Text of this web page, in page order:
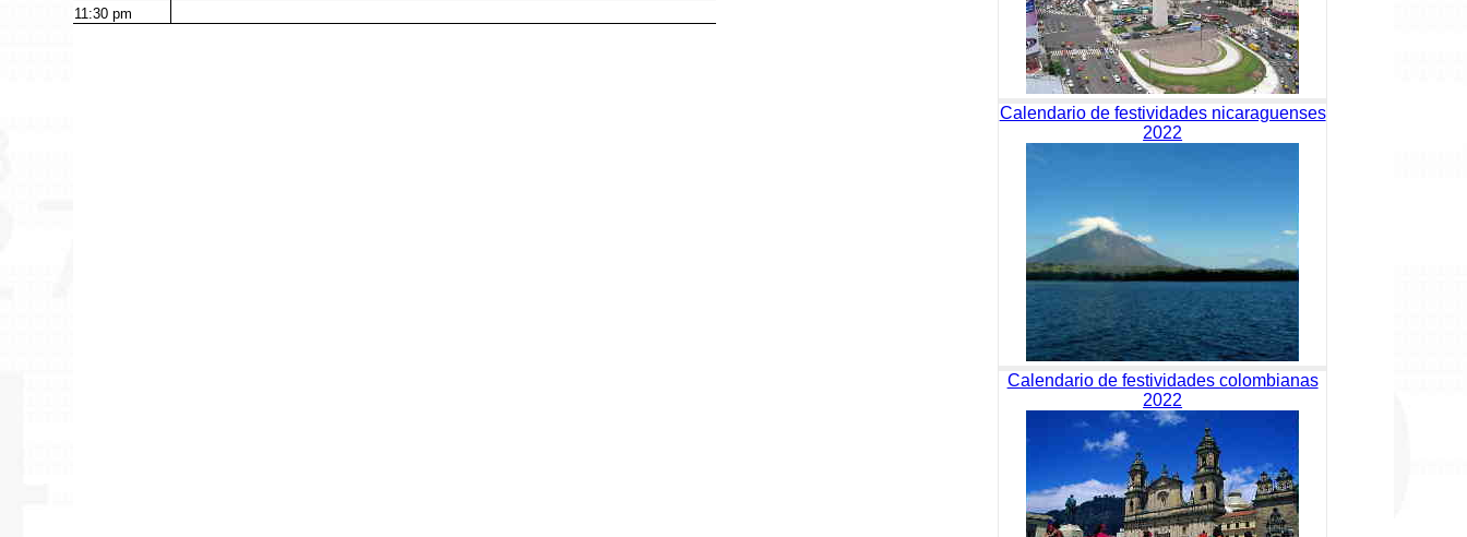
11:30pm
Calendario de festividades nicaraguenses
2022
Calendario de festividades colombianas
2022